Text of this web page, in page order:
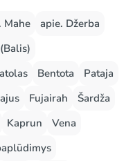
Mahe
apie. Džerba
Bentota
Pataja
Fujairah
Šardža
Kaprun
Vena